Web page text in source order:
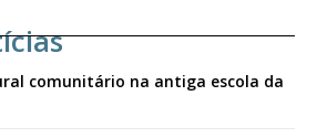
comunitário na antiga escola da